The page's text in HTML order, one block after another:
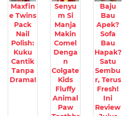
Maxfin
e Twins
Pack
Nail
Polish:
Kuku
Cantik
Tanpa
Drama!
Senyu
m Si
Manja
Makin
Comel
Denga
n
Colgate
Kids
Fluffy
Animal
Paw
Baju
Bau
Apek?
Sofa
Bau
Hapak?
Satu
Sembu
r, Terus
Fresh!
Ini
Review